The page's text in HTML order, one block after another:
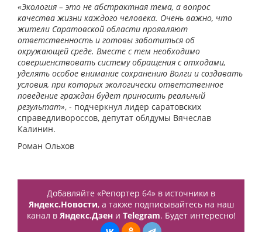
«Экология – это не абстрактная тема, а вопрос
качества жизни каждого человека. Очень важно, что
жители Саратовской области проявляют
ответственность и готовы заботиться об
окружающей среде. Вместе с тем необходимо
совершенствовать систему обращения с отходами,
уделять особое внимание сохранению Волги и создавать
условия, при которых экологически ответственное
поведение граждан будет приносить реальный
результат», - подчеркнул лидер саратовских
справедливороссов, депутат облдумы Вячеслав
Калинин.
Роман Ольхов
Добавляйте «Репортер 64» в источники в
Яндекс.Новости, а также подписывайтесь на наш
канал в Яндекс.Дзени Telegram. Будет интересно!